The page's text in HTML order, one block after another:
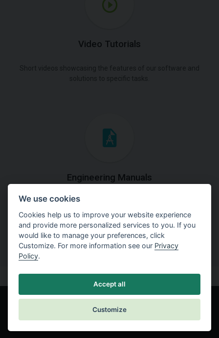
Video Tutorials
Engineering Manuals
Step by steps guides on how
to solve a specific tasks.
We use cookies
Cookies help us to improve your website experience
and provide more personalized services to you. If you
would like to manage your preferences, click
Customize. For more information see our Privacy
Policy.
Accept all
Customize